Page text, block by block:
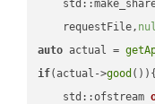
    requestFile,
auto actual =
if(actual->good ()){
std::ofstream